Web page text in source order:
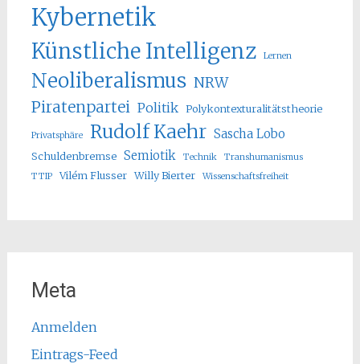
Kybernetik
Künstliche Intelligenz Lernen
Neoliberalismus NRW
Piratenpartei Politik Polykontexturalitätstheorie
Privatsphäre Rudolf Kaehr Sascha Lobo
Schuldenbremse Semiotik Technik
Transhumanismus
TTIP
Vilém Flusser Willy Bierter Wissenschaftsfreiheit
Meta
Anmelden
Eintrags-Feed